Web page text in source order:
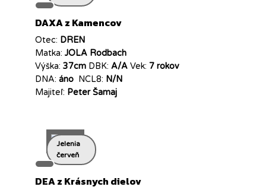
DAXA z Kamencov
Otec: DREN
Matka: JOLA Rodbach
Výška: 37cm DBK: A/A Vek: 7 rokov
DNA: áno NCL8: N/N
Majiteľ: Peter Šamaj
Jelenia
červeň
DEA z Krásnych dielov